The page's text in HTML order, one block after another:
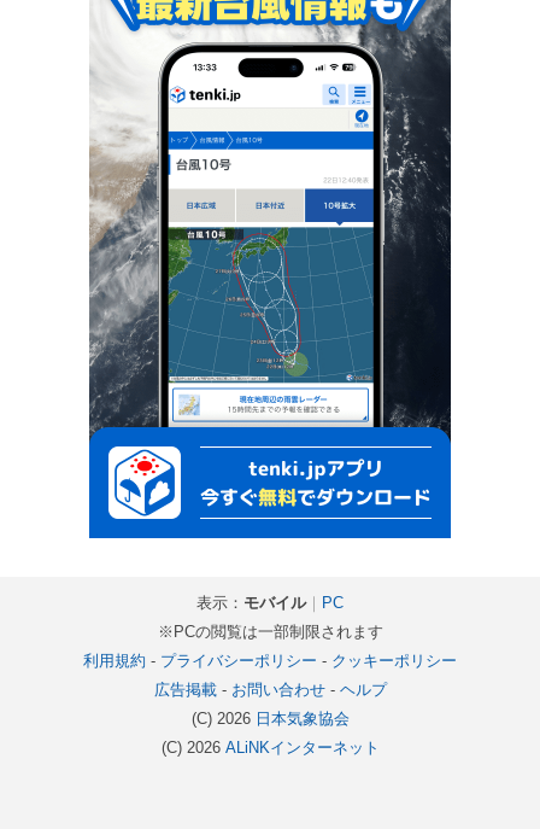
表示： モバイル｜ PC
※PCの閲覧は一部制限されます
利用規約 - プライバシーポリシー - クッキーポリシー
広告掲載- お問い合わせ- ヘルプ
(C) 2026 日本気象協会
(C) 2026 ALiNKインターネット